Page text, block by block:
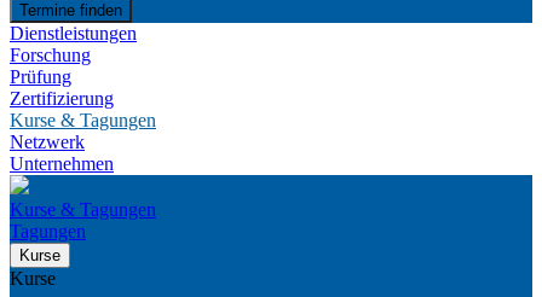
Termine finden
Dienstleistungen
Forschung
Prüfung
Zertifizierung
Kurse & Tagungen
Netzwerk
Unternehmen
Kurse & Tagungen
Tagungen
Kurse
Kurse